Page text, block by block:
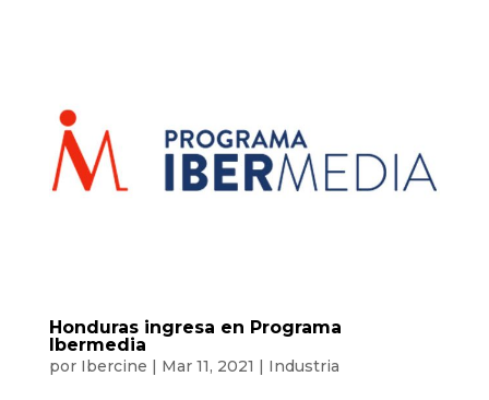
Honduras ingresa en Programa
Ibermedia
por Ibercine Mar 11, 2021 Industria